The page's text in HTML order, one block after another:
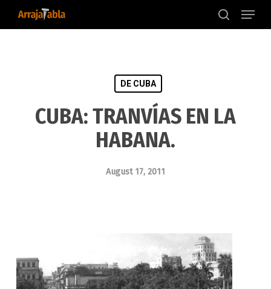
search
Menu
DE CUBA
CUBA: TRANVÍAS EN LA
HABANA.
August 17, 2011